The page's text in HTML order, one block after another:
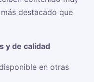
destacado que
y de calidad
en otras